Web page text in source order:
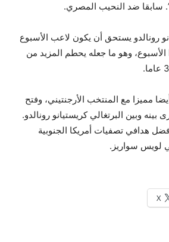
سابقا ضد النحيب المصري.
رونالدو يستحق أن يكون لاعب الأسبوع
الأسبوع، وهو ما جعله يحطم المزيد من
مميزا مع المنتخب الأرجنتيني، وفتح
وبين البرتغالي كريستيانو رونالدو.
هدافي تصفيات أمريكا الجنوبية
لويس سواريز.
X